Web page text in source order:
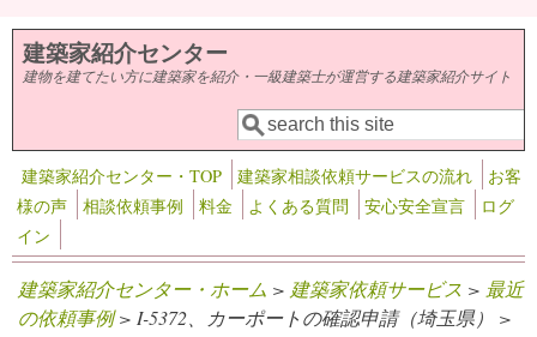
メインコンテンツに移動
建築家紹介センター
建物を建てたい方に建築家を紹介・一級建築士が運営する建築家紹介サイト
検索フォーム
検索
建築家紹介センター・TOP 建築家相談依頼サービスの流れ
お客
様の声
相談依頼事例 料金 よくある質問 安心安全宣言
ログ
イン
建築家紹介センター・ホーム > 建築家依頼サービス > 最近
の依頼事例> I-5372、カーポートの確認申請（埼玉県） >